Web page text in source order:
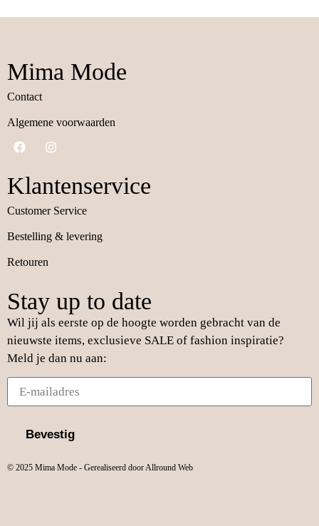
Mima Mode
Contact
Algemene voorwaarden
Klantenservice
Customer Service
Bestelling & levering
Retouren
Stay up to date
Wil jij als eerste op de hoogte worden gebracht van de
nieuwste items, exclusieve SALE of fashion inspiratie?
Meld je dan nu aan:
Bevestig
© 2025 Mima Mode - Gerealiseerd door Allround Web